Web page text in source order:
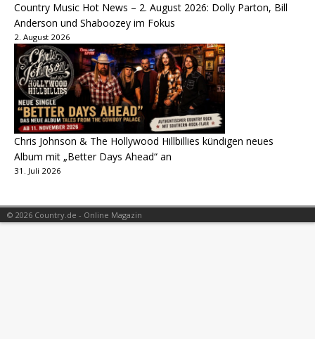
Country Music Hot News – 2. August 2026: Dolly Parton, Bill
Anderson und Shaboozey im Fokus
2. August 2026
Chris Johnson & The Hollywood Hillbillies kündigen neues
Album mit „Better Days Ahead“ an
31. Juli 2026
© 2026 Country.de - Online Magazin